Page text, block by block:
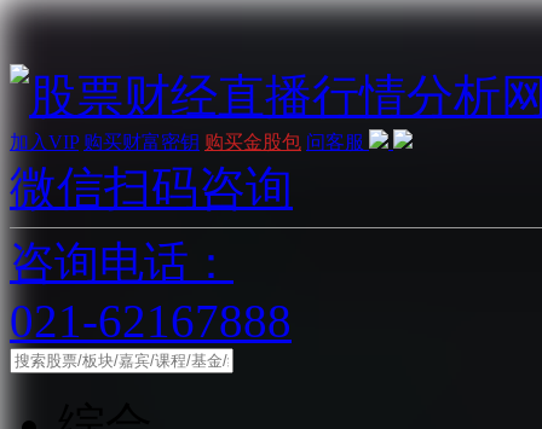
加入VIP 购买财富密钥 购买金股包 问客服
微信扫码咨询
咨询电话：
021-62167888